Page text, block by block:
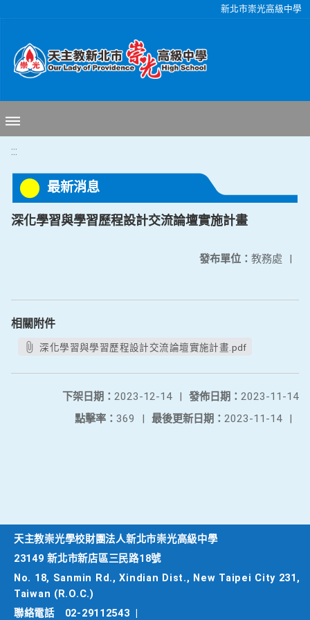
新北市崇光高級中學
:::
最新消息
深化學習與學習歷程設計交流論壇實施計畫
發布單位： 教務處 |
相關附件
深化學習與學習歷程設計交流論壇實施計畫.pdf
發佈日期： 2023-11-14
下架日期： 2023-12-14
|
最後更新日期： 2023-11-14 |
點擊率： 369 |
天主教崇光學校財團法人新北市崇光高級中學
23149 新北市新店區三民路18號
No. 18, Sanmin Rd., Xindian Dist., New Taipei City 231,
Taiwan (R.O.C.)
聯絡電話
02-29112543